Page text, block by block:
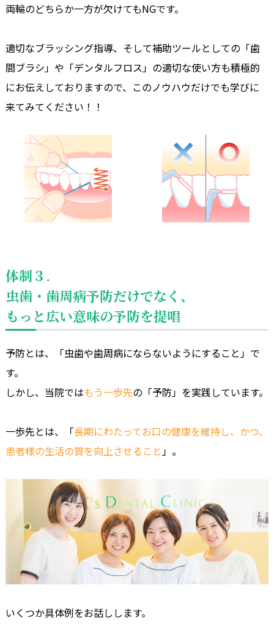
両輪のどちらか一方が欠けてもNGです。
適切なブラッシング指導、そして補助ツールとしての「歯
間ブラシ」や「デンタルフロス」の適切な使い方も積極的
にお伝えしておりますので、このノウハウだけでも学びに
来てみてください！！
体制３.
虫歯・歯周病予防だけでなく、
もっと広い意味の予防を提唱
予防とは、「虫歯や歯周病にならないようにすること」で
す。
しかし、当院ではもう一歩先の「予防」を実践しています。
一歩先とは、「長期にわたってお口の健康を維持し、かつ、
患者様の生活の質を向上させること」。
いくつか具体例をお話しします。